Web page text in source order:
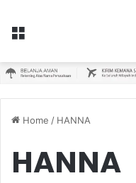
Menu
Home / HANNA
HANNA